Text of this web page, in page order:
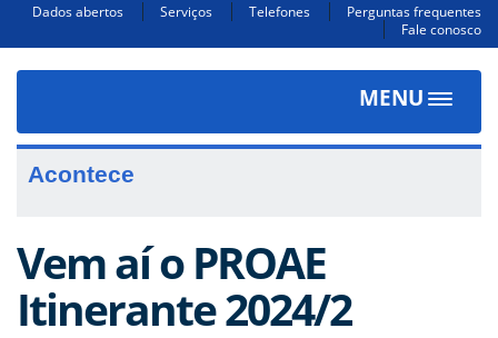
Dados abertos Serviços Telefones
Perguntas frequentes
Fale conosco
MENU
Toggle
Acontece
Vem aí o PROAE
Itinerante 2024/2